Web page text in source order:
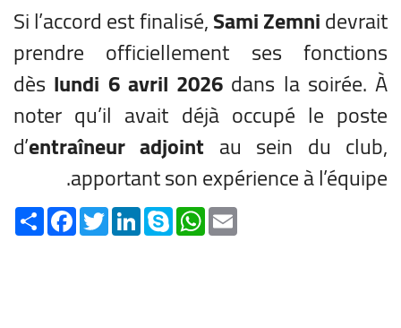
Si l’accord est finalisé,Sami Zemnidevrait
prendre officiellement ses fonctions
dès lundi 6 avril 2026 dans la soirée. À
noter qu’il avait déjà occupé le poste
d’entraîneur adjoint au sein du club,
apportant son expérience à l’équipe.
Share FacebookTwitterLinkedInSkype WhatsApp